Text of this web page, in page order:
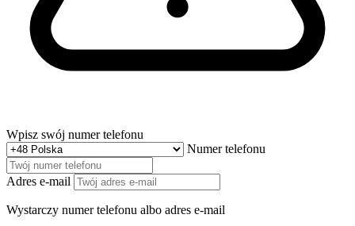
Wpisz swój numer telefonu
Numer telefonu
Adres e-mail
Wystarczy numer telefonu albo adres e-mail